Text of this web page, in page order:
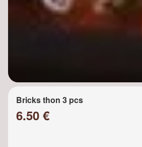
Bricks thon 3 pcs
6.50 €